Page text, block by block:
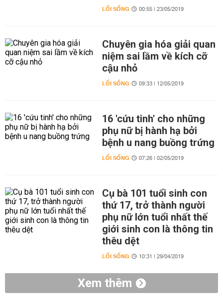
LỐI SỐNG 00:55 | 23/05/2019
Chuyên gia hóa giải quan
niệm sai lầm về kích cỡ
cậu nhỏ
LỐI SỐNG 09:33 | 12/05/2019
16 'cứu tinh' cho những
phụ nữ bị hành hạ bởi
bệnh u nang buồng trứng
LỐI SỐNG 07:26 | 02/05/2019
Cụ bà 101 tuổi sinh con
thứ 17, trở thành người
phụ nữ lớn tuổi nhất thế
giới sinh con là thông tin
thêu dệt
LỐI SỐNG 10:31 | 29/04/2019
Xem thêm